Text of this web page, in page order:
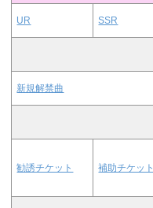
UR SSR
新規解禁曲
勧誘チケット 補助チケット